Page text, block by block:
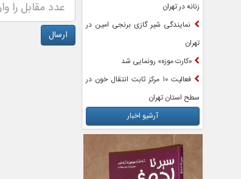
زنانه در تهران
نمایندگی شیر گازی برنجی امین در
تهران
«کارت موزه» رونمایی شد
فعالیت ۱۰ مرکز ثابت انتقال خون در
سطح استان تهران
آرشیو اخبار